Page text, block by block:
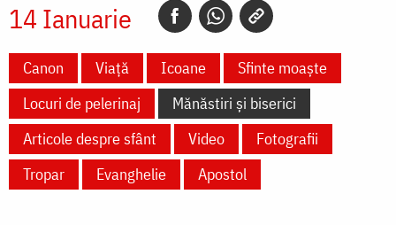
14 Ianuarie
Canon Viață Icoane
Sfinte moaște
Locuri de pelerinaj
Mănăstiri și biserici
Articole despre sfânt
Video
Fotografii
Tropar
Evanghelie Apostol